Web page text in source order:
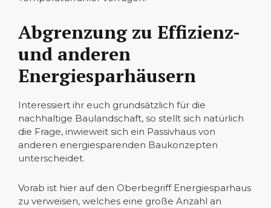
Abgrenzung zu Effizienz-
und anderen
Energiesparhäusern
Interessiert ihr euch grundsätzlich für die
nachhaltige Baulandschaft, so stellt sich natürlich
die Frage, inwieweit sich ein Passivhaus von
anderen energiesparenden Baukonzepten
unterscheidet.
Vorab ist hier auf den Oberbegriff Energiesparhaus
zu verweisen, welches eine große Anzahl an